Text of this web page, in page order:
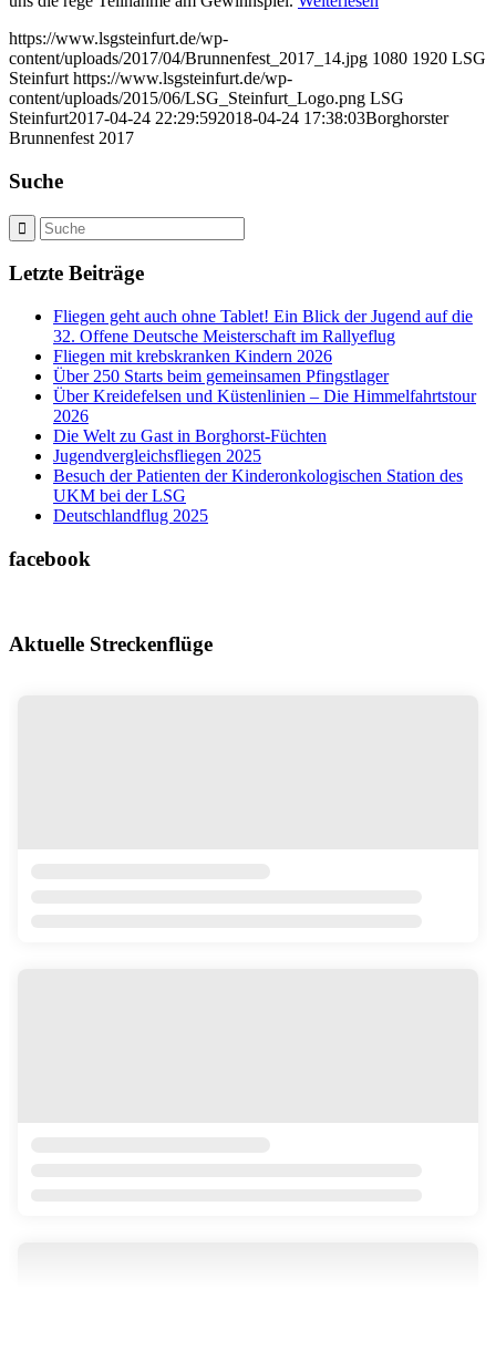
https://www.lsgsteinfurt.de/wp-
content/uploads/2017/04/Brunnenfest_2017_14.jpg 1080 1920 LSG
Steinfurt https://www.lsgsteinfurt.de/wp-
content/uploads/2015/06/LSG_Steinfurt_Logo.png LSG
Steinfurt2017-04-24 22:29:592018-04-24 17:38:03Borghorster
Brunnenfest 2017
Suche
Letzte Beiträge
Fliegen geht auch ohne Tablet! Ein Blick der Jugend auf die
32. Offene Deutsche Meisterschaft im Rallyeflug
Fliegen mit krebskranken Kindern 2026
Über 250 Starts beim gemeinsamen Pfingstlager
Über Kreidefelsen und Küstenlinien – Die Himmelfahrtstour
2026
Die Welt zu Gast in Borghorst-Füchten
Jugendvergleichsfliegen 2025
Besuch der Patienten der Kinderonkologischen Station des
UKM bei der LSG
Deutschlandflug 2025
facebook
Aktuelle Streckenflüge